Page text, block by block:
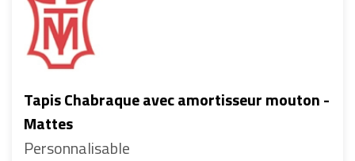
Tapis Chabraque avec amortisseur mouton -
Mattes
Personnalisable